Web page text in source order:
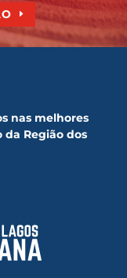
nas melhores
da Região dos